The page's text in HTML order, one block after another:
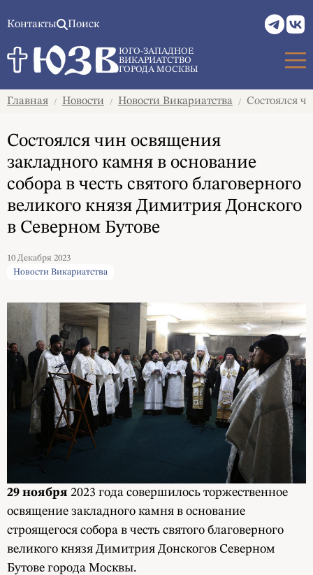
Контакты Поиск
ЮГО-ЗАПАДНОЕ
ВИКАРИАТСТВО
ГОРОДА МОСКВЫ
Главная / Новости / Новости Викариатства / Состоялся
Состоялся чин освящения
закладного камня в основание
собора в честь святого благоверного
великого князя Димитрия Донского
в Северном Бутове
10 Декабря 2023
Новости Викариатства
29 ноября 2023 года совершилось торжественное
освящение закладного камня в основание
строящегося собора в честь святого благоверного
великого князя Димитрия Донскогов Северном
Бутове города Москвы.